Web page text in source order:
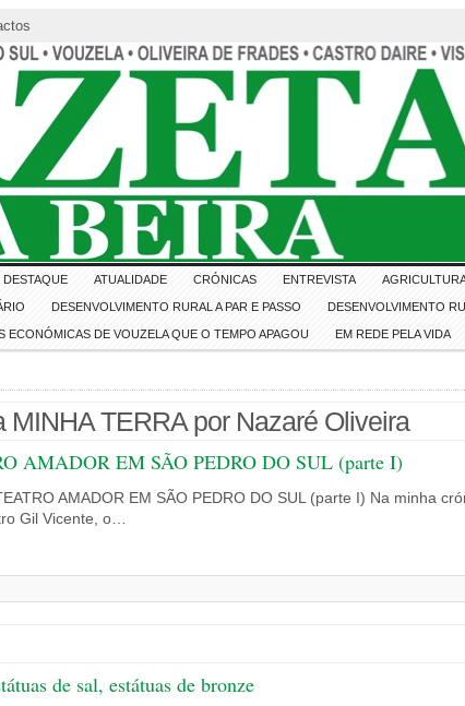
DESTAQUE ATUALIDADE CRÓNICAS ENTREVISTA
DESENVOLVIMENTO RURAL A PAR E PASSO DESENVOLVIMENTO
ECONÓMICAS DE VOUZELA QUE O TEMPO APAGOU EM REDE PELA VIDA
TERRA por Nazaré Oliveira
AMADOR EM SÃO PEDRO DO SUL (parte I)
AMADOR EM SÃO PEDRO DO SUL (parte I) Na minha
Gil Vicente, o…
de sal, estátuas de bronze